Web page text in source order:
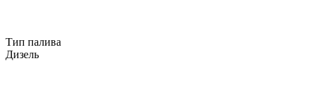
Тип палива
Дизель